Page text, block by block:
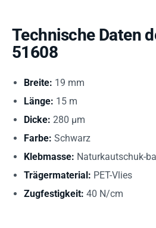
Technische Daten
51608
Breite: 19 mm
Länge: 15 m
Dicke: 280 µm
Farbe: Schwarz
Klebmasse: Naturkautschuk-
Trägermaterial: PET-Vlies
Zugfestigkeit: 40 N/cm